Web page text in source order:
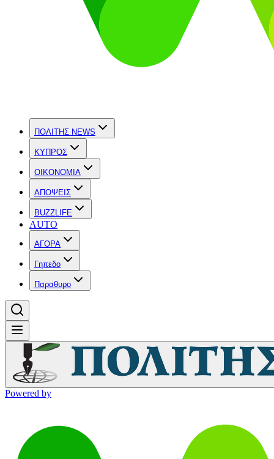
ΠΟΛΙΤΗΣ NEWS
ΚΥΠΡΟΣ
OIKONOMIA
ΑΠΟΨΕΙΣ
BUZZLIFE
AUTO
ΑΓΟΡΑ
Γηπεδο
Παραθυρο
Powered by